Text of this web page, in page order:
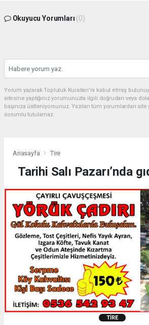
Okuyucu Yorumları (0)
Yorum yazarak Topluluk Kuralları’nı kabul etmiş
sitesine yaptığınız yorumunuzla ilgili doğrudan veya
başınıza üstleniyorsunuz. Yazılan tüm yorumlardan
sorumlu tutulamaz.
Anasayfa Tire
Tarihi Salı Pazarı’nda
TIRE